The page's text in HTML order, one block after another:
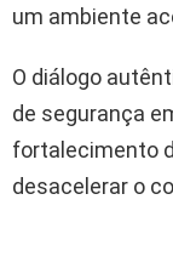
um ambiente
O diálogo
de segurança
fortalecimento
desacelerar o